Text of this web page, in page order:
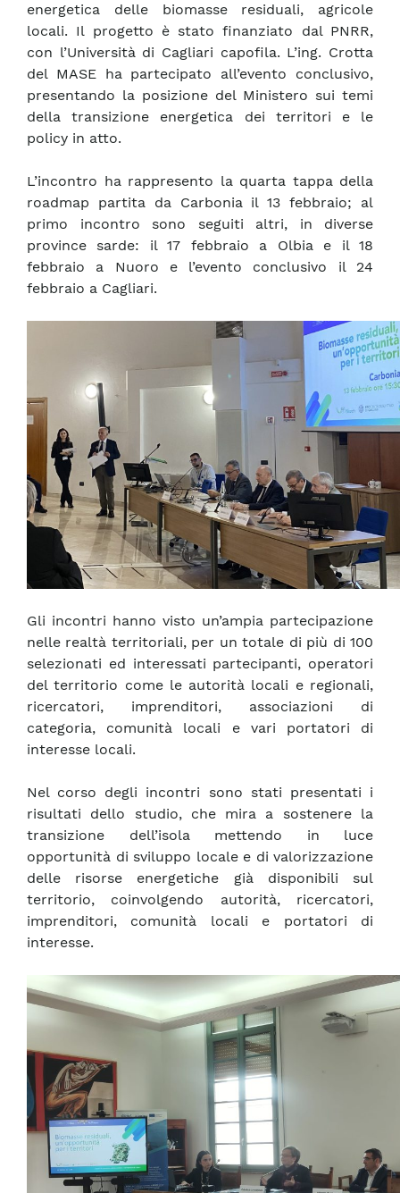
energetica delle biomasse residuali, agricole
locali. Il progetto è stato finanziato dal PNRR,
con l’Università di Cagliari capofila. L’ing. Crotta
del MASE ha partecipato all’evento conclusivo,
presentando la posizione del Ministero sui temi
della transizione energetica dei territori e le
policy in atto.
L’incontro ha rappresento la quarta tappa della
roadmap partita da Carbonia il 13 febbraio; al
primo incontro sono seguiti altri, in diverse
province sarde: il 17 febbraio a Olbia e il 18
febbraio a Nuoro e l’evento conclusivo il 24
febbraio a Cagliari.
Gli incontri hanno visto un’ampia partecipazione
nelle realtà territoriali, per un totale di più di 100
selezionati ed interessati partecipanti, operatori
del territorio come le autorità locali e regionali,
ricercatori, imprenditori, associazioni di
categoria, comunità locali e vari portatori di
interesse locali.
Nel corso degli incontri sono stati presentati i
risultati dello studio, che mira a sostenere la
transizione dell’isola mettendo in luce
opportunità di sviluppo locale e di valorizzazione
delle risorse energetiche già disponibili sul
territorio, coinvolgendo autorità, ricercatori,
imprenditori, comunità locali e portatori di
interesse.